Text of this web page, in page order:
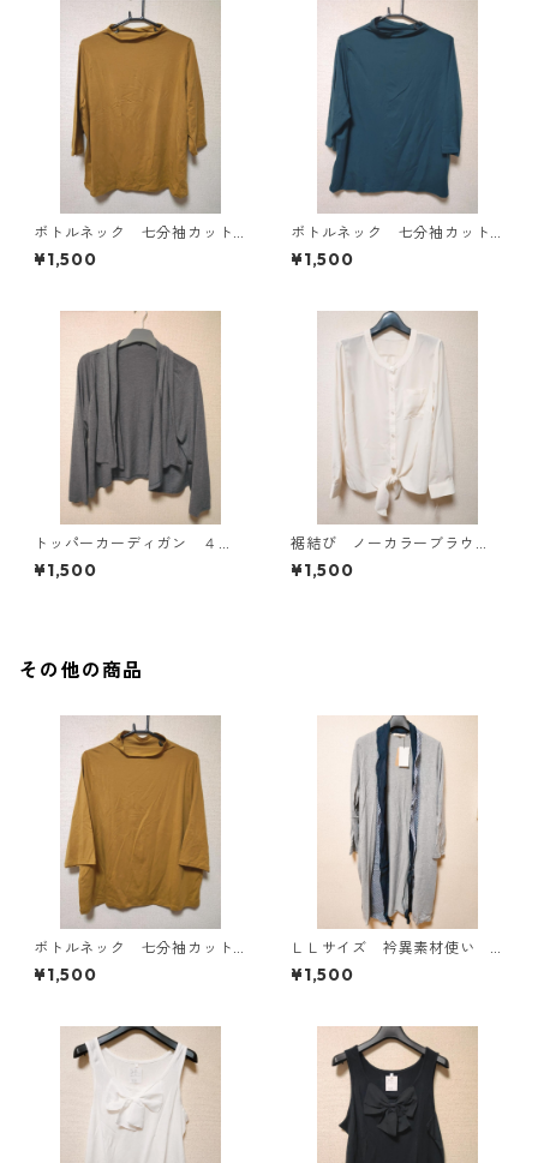
ボトルネック 七分袖カット
ソー ４Ｌ マスタード KA
E-4816
¥1,500
ボトルネック 七分袖カット
ソー ４Ｌ ティールグリー
ン KAE-4815
¥1,500
トッパーカーディガン ４
Ｌ グレー KAE-4814
¥1,500
裾結び ノーカラーブラウ
ス ３Ｌ アイボリー KAE-
4813
¥1,500
その他の商品
ボトルネック 七分袖カット
ソー ４Ｌ マスタード KA
E-4818
¥1,500
ＬＬサイズ 衿異素材使い
トッパーカーディガン グレ
ー KAE-4807
¥1,500